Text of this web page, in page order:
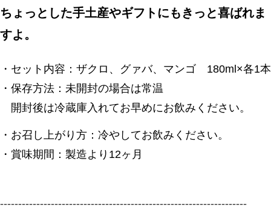
ちょっとした手土産やギフトにもきっと喜ばれま
すよ。
・セット内容：ザクロ、グァバ、マンゴ 180ml×各1本
・保存方法：未開封の場合は常温
開封後は冷蔵庫入れてお早めにお飲みください。
・お召し上がり方：冷やしてお飲みください。
・賞味期間：製造より12ヶ月
--------------------------------------------------------------------